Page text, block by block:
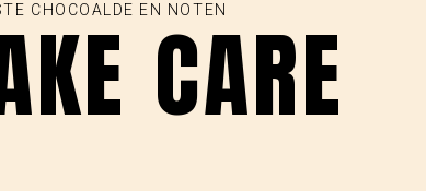
CHOCOALDE EN NOTENCARE